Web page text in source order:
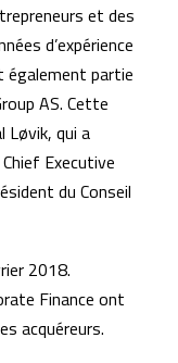
et des
d’expérience
également partie
AS. Cette
qui a
Executive
du Conseil
2018.
Finance ont
acquéreurs.